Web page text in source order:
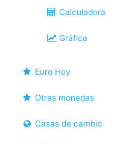
Calculadora
Gráfica
Euro Hoy
Otras monedas
Casas de cambio